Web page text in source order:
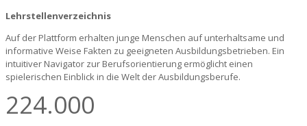
Lehrstellenverzeichnis
Auf der Plattform erhalten junge Menschen auf unterhaltsame und
informative Weise Fakten zu geeigneten Ausbildungsbetrieben. Ein
intuitiver Navigator zur Berufsorientierung ermöglicht einen
spielerischen Einblick in die Welt der Ausbildungsberufe.
224.000